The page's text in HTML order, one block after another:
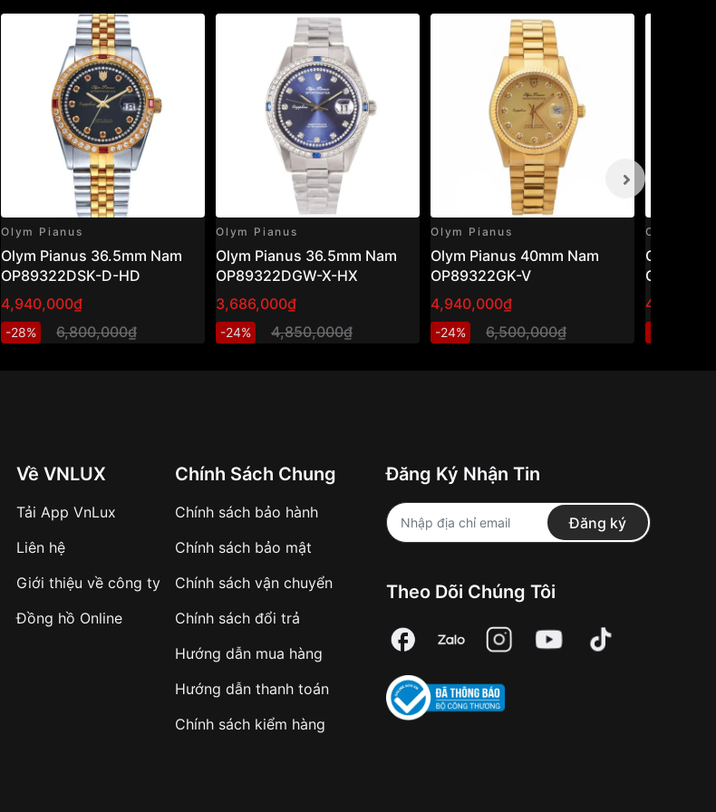
Olym Pianus
Olym Pianus 36.5mm Nam
OP89322DSK-D-HD
4,940,000₫
-28% 6,800,000₫
Olym Pianus
Olym Pianus 36.5mm Nam
OP89322DGW-X-HX
3,686,000₫
-24% 4,850,000₫
Olym Pianus
Olym Pianus 40mm Nam
OP89322GK-V
4,940,000₫
-24% 6,500,000₫
Olym
Olym
OP9927-
Về VNLUX
Tải App VnLux
Liên hệ
Giới thiệu về công ty
Đồng hồ Online
Chính Sách Chung
Chính sách bảo hành
Chính sách bảo mật
Chính sách vận chuyển
Chính sách đổi trả
Hướng dẫn mua hàng
Hướng dẫn thanh toán
Chính sách kiểm hàng
Đăng Ký Nhận Tin
Đăng ký
Theo Dõi Chúng Tôi